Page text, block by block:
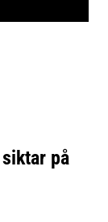
på